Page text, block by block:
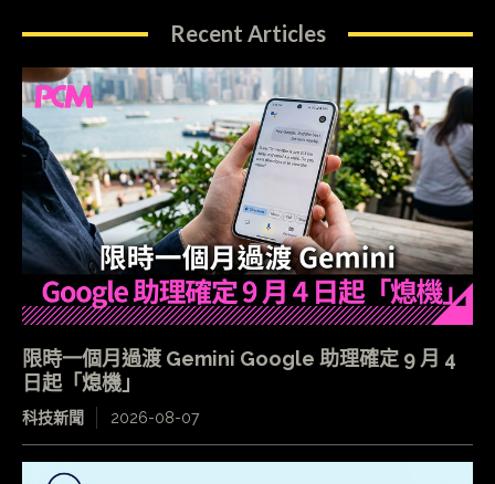
Recent Articles
限時一個月過渡 Gemini Google 助理確定 9 月 4
日起「熄機」
科技新聞 2026-08-07